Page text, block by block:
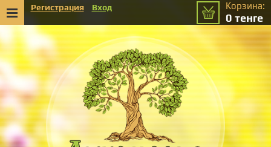
Корзина:
0 тенге
Регистрация Вход